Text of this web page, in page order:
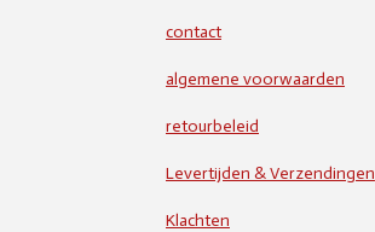
contact
algemene voorwaarden
retourbeleid
Levertijden & Verzendingen
Klachten